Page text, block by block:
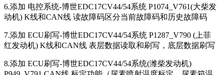
6.添加 电控系统-博世EDC17CV44/54系统 P1074_V761(大柴发
动机) K线和CAN线 读故障码区分当前故障码和历史故障码
7.添加 ECU刷写-博世EDC17CV44/54系统 P1287_V790 (上菲
红发动机) K线和CAN线 表层数据读取和刷写，底层数据刷写
8.添加 ECU刷写-博世EDC17CV44/54系统(潍柴发动机)